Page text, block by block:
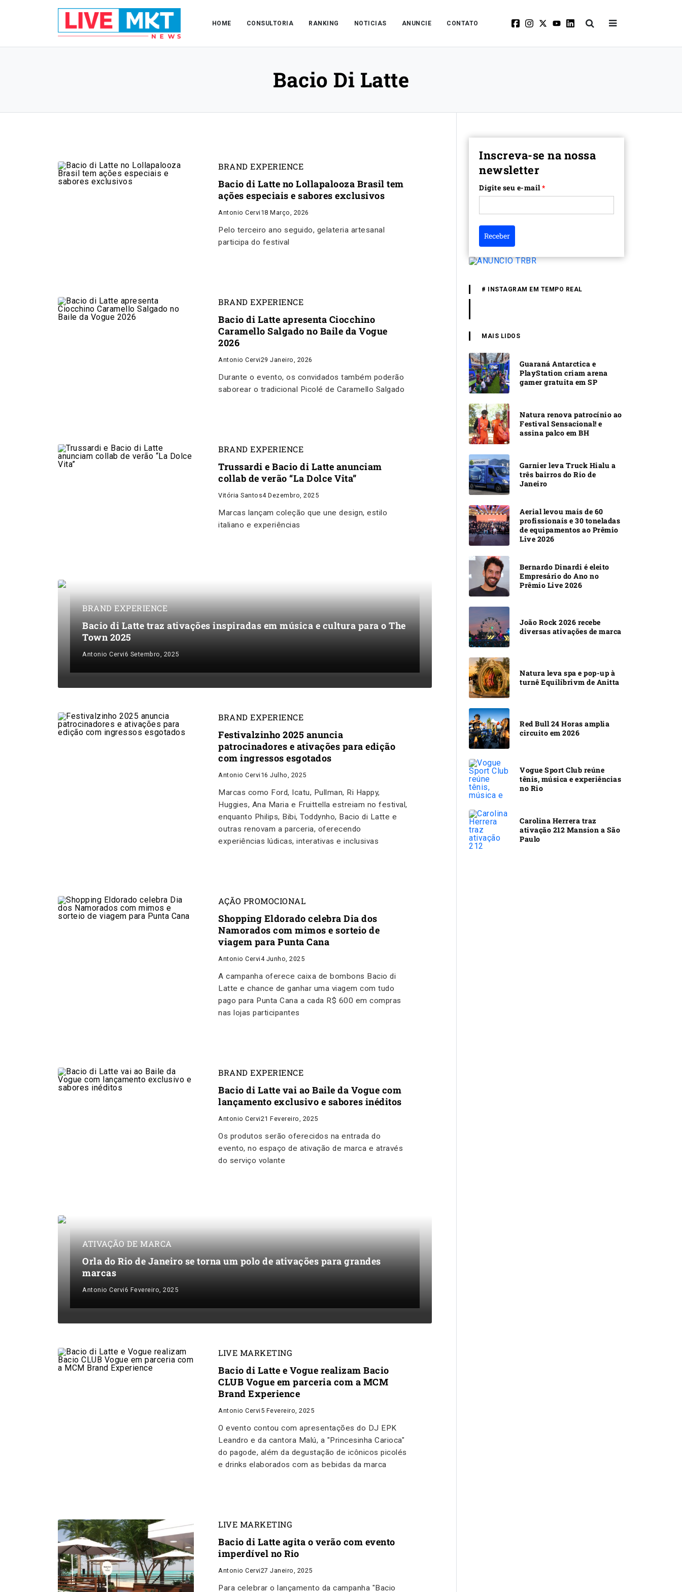
HOME CONSULTORIA RANKING NOTICIAS ANUNCIE CONTATO
Bacio Di Latte
BRAND EXPERIENCE
Bacio di Latte no Lollapalooza Brasil tem
ações especiais e sabores exclusivos
Antonio Cervi 18 Março, 2026
Pelo terceiro ano seguido, gelateria artesanal
participa do festival
BRAND EXPERIENCE
Bacio di Latte apresenta Ciocchino
Caramello Salgado no Baile da Vogue
2026
Antonio Cervi29 Janeiro, 2026
Durante o evento, os convidados também poderão
saborear o tradicional Picolé de Caramello Salgado
BRAND EXPERIENCE
Trussardi e Bacio di Latte anunciam
collab de verão “La Dolce Vita”
Vitória Santos4 Dezembro, 2025
Marcas lançam coleção que une design, estilo
italiano e experiências
BRAND EXPERIENCE
Bacio di Latte traz ativações inspiradas em música e cultura para o The
Town 2025
Antonio Cervi6 Setembro, 2025
BRAND EXPERIENCE
Festivalzinho 2025 anuncia
patrocinadores e ativações para edição
com ingressos esgotados
Antonio Cervi 16 Julho, 2025
Marcas como Ford, Icatu, Pullman, Ri Happy,
Huggies, Ana Maria e Fruittella estreiam no festival,
enquanto Philips, Bibi, Toddynho, Bacio di Latte e
outras renovam a parceria, oferecendo
experiências lúdicas, interativas e inclusivas
AÇÃO PROMOCIONAL
Shopping Eldorado celebra Dia dos
Namorados com mimos e sorteio de
viagem para Punta Cana
Antonio Cervi4 Junho, 2025
A campanha oferece caixa de bombons Bacio di
Latte e chance de ganhar uma viagem com tudo
pago para Punta Cana a cada R$ 600 em compras
nas lojas participantes
BRAND EXPERIENCE
Bacio di Latte vai ao Baile da Vogue com
lançamento exclusivo e sabores inéditos
Antonio Cervi21 Fevereiro, 2025
Os produtos serão oferecidos na entrada do
evento, no espaço de ativação de marca e através
do serviço volante
ATIVAÇÃO DE MARCA
Orla do Rio de Janeiro se torna um polo de ativações para grandes
marcas
Antonio Cervi6 Fevereiro, 2025
LIVE MARKETING
Bacio di Latte e Vogue realizam Bacio
CLUB Vogue em parceria com a MCM
Brand Experience
Antonio Cervi 5 Fevereiro, 2025
O evento contou com apresentações do DJ EPK
Leandro e da cantora Malú, a "Princesinha Carioca"
do pagode, além da degustação de icônicos picolés
e drinks elaborados com as bebidas da marca
LIVE MARKETING
Bacio di Latte agita o verão com evento
imperdível no Rio
Antonio Cervi27 Janeiro, 2025
Para celebrar o lançamento da campanha "Bacio
Inscreva-se na nossa
newsletter
Digite seu e-mail*
Receber
# INSTAGRAM EM TEMPO REAL
MAIS LIDOS
Guaraná Antarctica e
PlayStation criam arena
gamer gratuita em SP
Natura renova patrocínio ao
Festival Sensacional! e
assina palco em BH
Garnier leva Truck Hialu a
três bairros do Rio de
Janeiro
Aerial levou mais de 60
profissionais e 30 toneladas
de equipamentos ao Prêmio
Live 2026
Bernardo Dinardi é eleito
Empresário do Ano no
Prêmio Live 2026
João Rock 2026 recebe
diversas ativações de marca
Natura leva spa e pop-up à
turnê Equilibrivm de Anitta
Red Bull 24 Horas amplia
circuito em 2026
Vogue Sport Club reúne
tênis, música e experiências
no Rio
Carolina Herrera traz
ativação 212 Mansion a São
Paulo